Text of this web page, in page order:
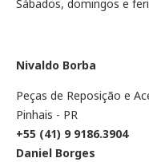
Sábados, domingos e
Nivaldo Borba
Peças de Reposição e
Pinhais - PR
+55 (41) 9 9186.3904
Daniel Borges